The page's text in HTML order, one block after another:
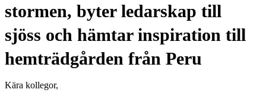
stormen, byter ledarskap till
sjöss och hämtar inspiration till
hemträdgården från Peru
Kära kollegor,